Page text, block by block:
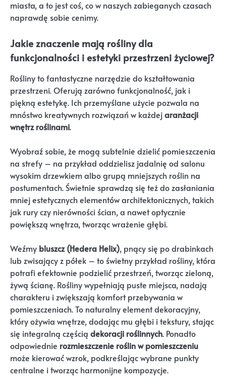
miasta, a to jest coś, co w naszych zabieganych czasach
naprawdę sobie cenimy.
Jakie znaczenie mają rośliny dla
funkcjonalności i estetyki przestrzeni życiowej?
Rośliny to fantastyczne narzędzie do kształtowania
przestrzeni. Oferują zarówno funkcjonalność, jak i
piękną estetykę. Ich przemyślane użycie pozwala na
mnóstwo kreatywnych rozwiązań w każdejaranżacji
wnętrz roślinami.
Wyobraź sobie, że mogą subtelnie dzielić pomieszczenia
na strefy – na przykład oddzielisz jadalnię od salonu
wysokim drzewkiem albo grupą mniejszych roślin na
postumentach. Świetnie sprawdzą się też do zasłaniania
mniej estetycznych elementów architektonicznych, takich
jak rury czy nierówności ścian, a nawet optycznie
powiększą wnętrza, tworząc wrażenie głębi.
Weźmy bluszcz (Hedera Helix), pnący się po drabinkach
lub zwisający z półek – to świetny przykład rośliny, która
potrafi efektownie podzielić przestrzeń, tworząc zieloną,
żywą ścianę. Rośliny wypełniają puste miejsca, nadają
charakteru i zwiększają komfort przebywania w
pomieszczeniach. To naturalny element dekoracyjny,
który ożywia wnętrze, dodając mu głębi i tekstury, stając
się integralną częścią dekoracji roślinnych. Ponadto
odpowiednie rozmieszczenie roślin w pomieszczeniu
może kierować wzrok, podkreślając wybrane punkty
centralne i tworząc harmonijne kompozycje.